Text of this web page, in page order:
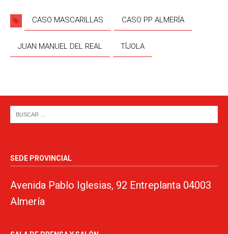
CASO MASCARILLAS CASO PP ALMERÍA
JUAN MANUEL DEL REAL TÍJOLA
SEDE PROVINCIAL
Avenida Pablo Iglesias, 92 Entreplanta 04003
Almería